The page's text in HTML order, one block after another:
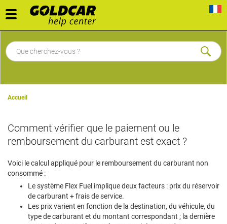
Toggle
navigation
Accueil
Comment vérifier que le paiement ou le
remboursement du carburant est exact ?
Voici le calcul appliqué pour le remboursement du carburant non
consommé :
Le système Flex Fuel implique deux facteurs : prix du réservoir
de carburant + frais de service.
Les prix varient en fonction de la destination, du véhicule, du
type de carburant et du montant correspondant ; la dernière